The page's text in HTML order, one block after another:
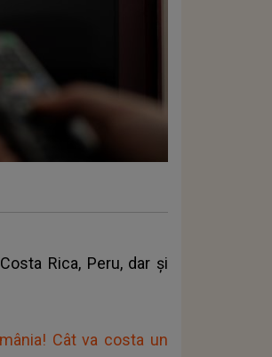
Rica, Peru, dar și
Cât va costa un